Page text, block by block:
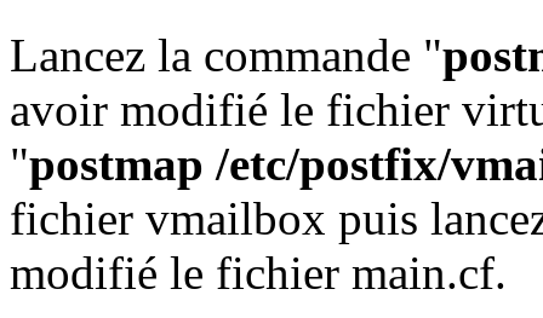
Lancez la commande "
avoir modifié le fichier
"postmap /etc/postfix/
fichier vmailbox puis
modifié le fichier main.cf.